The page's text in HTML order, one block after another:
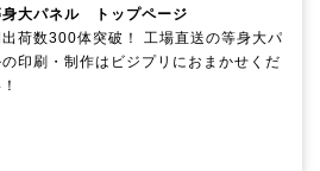
大パネル トップページ
出荷数300体突破！ 工場直送の等身大パ
印刷・制作は ビジプリ におまかせくだ